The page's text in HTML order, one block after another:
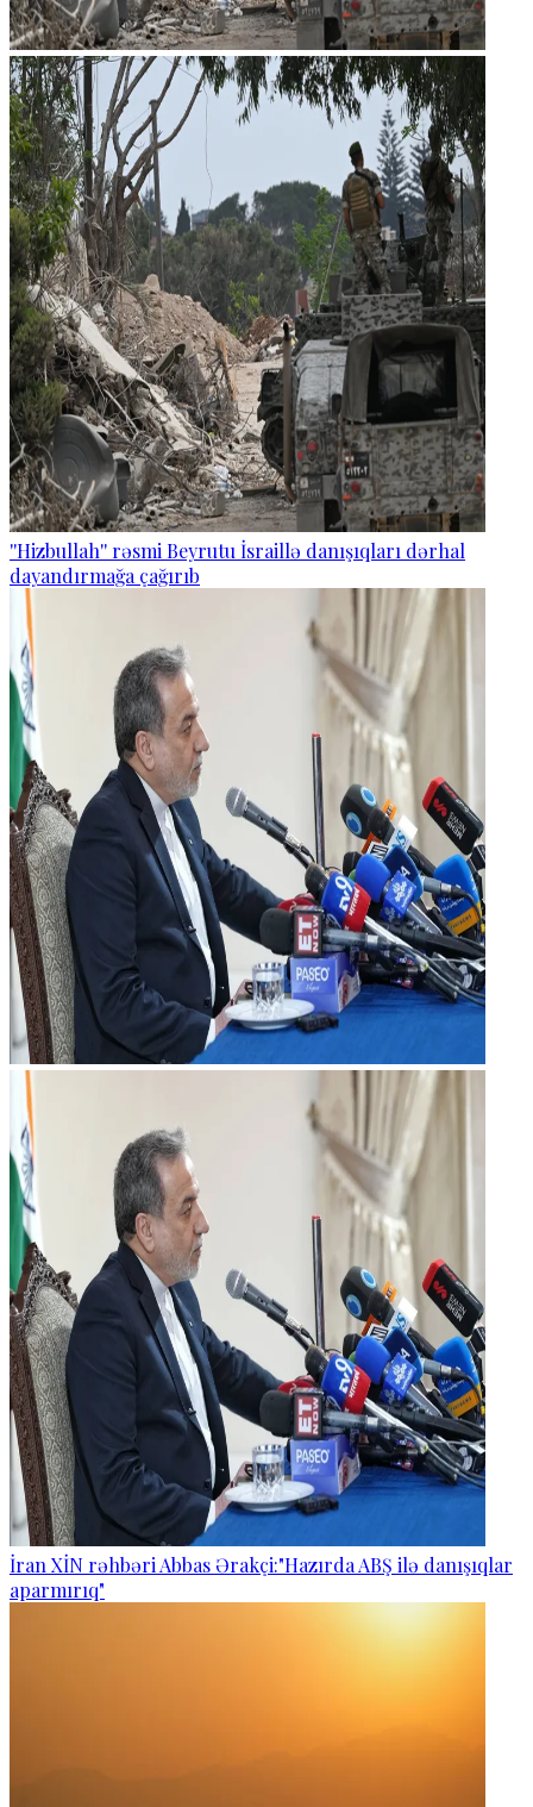
''Hizbullah'' rəsmi Beyrutu İsraillə danışıqları dərhal
dayandırmağa çağırıb
İran XİN rəhbəri Abbas Ərakçi:"Hazırda ABŞ ilə danışıqlar
aparmırıq"